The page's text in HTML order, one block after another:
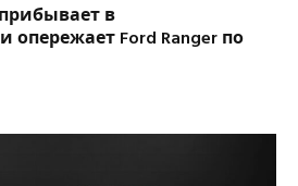
в
Ford Ranger по